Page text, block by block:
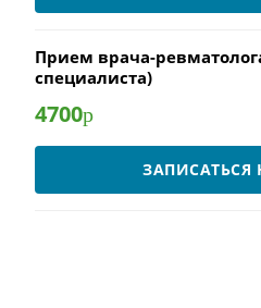
Прием врача-
специалиста)
4700р
ЗАПИСАТЬСЯ